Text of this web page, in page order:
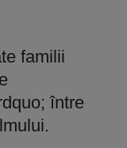
familii
între